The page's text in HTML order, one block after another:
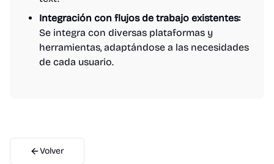
Integración con flujos de trabajo existentes:
Se integra con diversas plataformas y
herramientas, adaptándose a las necesidades
de cada usuario.
Volver